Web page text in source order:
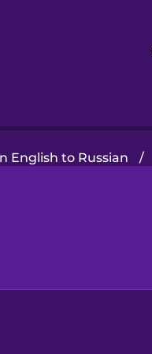
English to Russian /